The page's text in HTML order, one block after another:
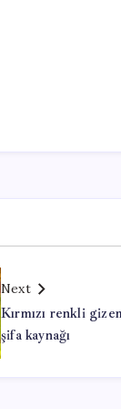
Next
Kırmızı renkli
şifa kaynağı